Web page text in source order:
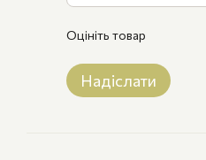
Оцініть товар
Надіслати